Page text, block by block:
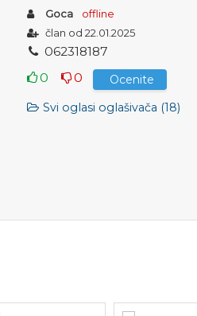
Goca
offline
član od 22.01.2025
062318187
0
0
Ocenite
Svi oglasi oglašivača (18)